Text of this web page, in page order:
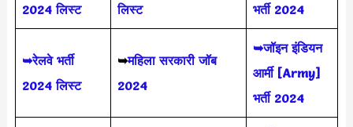
2024 लिस्ट
लिस्ट
भर्ती 2024
➥रेलवे भर्ती
2024 लिस्ट
➥महिला सरकारी जॉब
2024
➥जॉइन इंडियन
आर्मी [Army]
भर्ती 2024